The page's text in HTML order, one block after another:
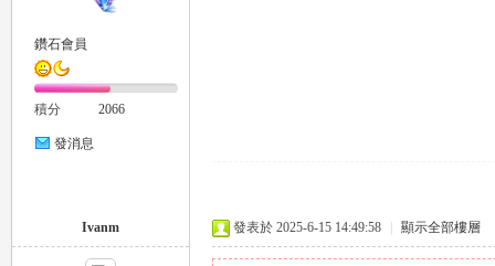
鑽石會員
積分 2066
發消息
Ivanm 發表於 2025-6-15 14:49:58 顯示全部樓層